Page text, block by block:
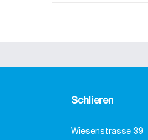
Schlieren
Wiesenstrasse 39